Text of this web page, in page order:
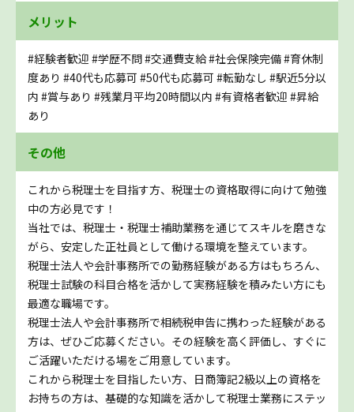
メリット
#経験者歓迎 #学歴不問#交通費支給#社会保険完備#育休制
度あり #40代も応募可 #50代も応募可 #転勤なし #駅近5分以
内 #賞与あり #残業月平均20時間以内 #有資格者歓迎 #昇給
あり
その他
これから税理士を目指す方、税理士の資格取得に向けて勉強
中の方必見です！
当社では、税理士・税理士補助業務を通じてスキルを磨きな
がら、安定した正社員として働ける環境を整えています。
税理士法人や会計事務所での勤務経験がある方はもちろん、
税理士試験の科目合格を活かして実務経験を積みたい方にも
最適な職場です。
税理士法人や会計事務所で相続税申告に携わった経験がある
方は、ぜひご応募ください。その経験を高く評価し、すぐに
ご活躍いただける場をご用意しています。
これから税理士を目指したい方、日商簿記2級以上の資格を
お持ちの方は、基礎的な知識を活かして税理士業務にステッ